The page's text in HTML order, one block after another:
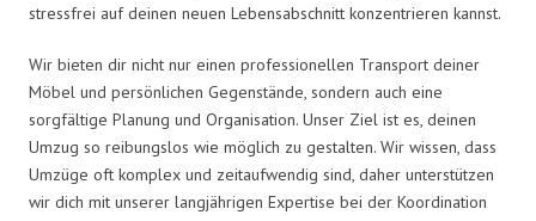
stressfrei auf deinen neuen Lebensabschnitt konzentrieren kannst.
Wir bieten dir nicht nur einen professionellen Transport deiner
Möbel und persönlichen Gegenstände, sondern auch eine
sorgfältige Planung und Organisation. Unser Ziel ist es, deinen
Umzug so reibungslos wie möglich zu gestalten. Wir wissen, dass
Umzüge oft komplex und zeitaufwendig sind, daher unterstützen
wir dich mit unserer langjährigen Expertise bei der Koordination